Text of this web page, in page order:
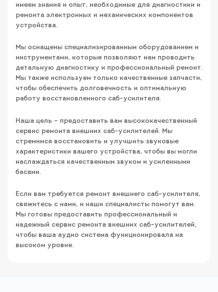
имеем знания и опыт, необходимые для диагностики и
ремонта электронных и механических компонентов
устройства.
Мы оснащены специализированным оборудованием и
инструментами, которые позволяют нам проводить
детальную диагностику и профессиональный ремонт.
Мы также используем только качественные запчасти,
чтобы обеспечить долговечность и оптимальную
работу восстановленного саб-усилителя.
Наша цель – предоставить вам высококачественный
сервис ремонта внешних саб-усилителей. Мы
стремимся восстановить и улучшить звуковые
характеристики вашего устройства, чтобы вы могли
наслаждаться качественным звуком и усиленными
басами.
Если вам требуется ремонт внешнего саб-усилителя,
свяжитесь с нами, и наши специалисты помогут вам.
Мы готовы предоставить профессиональный и
надежный сервис ремонта внешних саб-усилителей,
чтобы ваша аудио система функционировала на
высоком уровне.